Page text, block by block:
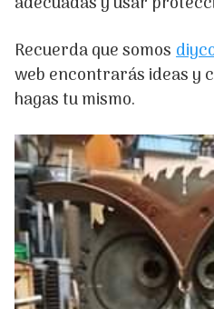
Recuerda que somos
web encontrarás ideas y
hagas tu mismo.